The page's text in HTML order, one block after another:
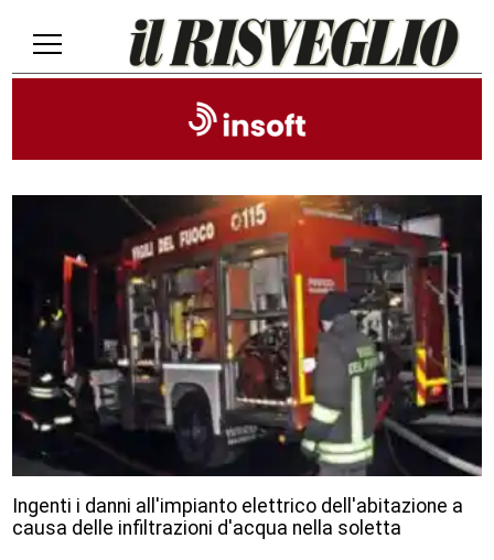
Ingenti i danni all'impianto elettrico dell'abitazione a
causa delle infiltrazioni d'acqua nella soletta